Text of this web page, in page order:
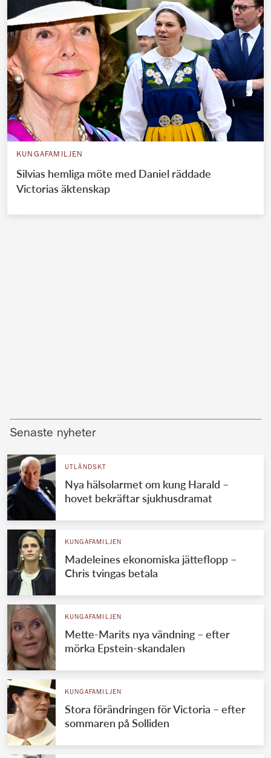
KUNGAFAMILJEN
Silvias hemliga möte med Daniel räddade
Victorias äktenskap
Senaste nyheter
UTLÄNDSKT
Nya hälsolarmet om kung Harald –
hovet bekräftar sjukhusdramat
KUNGAFAMILJEN
Madeleines ekonomiska jätteflopp –
Chris tvingas betala
KUNGAFAMILJEN
Mette-Marits nya vändning – efter
mörka Epstein-skandalen
KUNGAFAMILJEN
Stora förändringen för Victoria – efter
sommaren på Solliden